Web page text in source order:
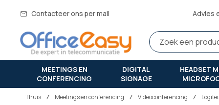
Contacteer ons per mail Advies
MEETINGS EN
CONFERENCING
DIGITAL
SIGNAGE
HEADSET
Thuis meetings en conferencing Videoconferencing